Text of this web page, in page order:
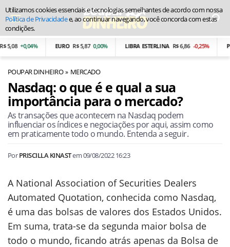
+0,04% R$ 5,87 0,00% LIBRA ESTERLINA R$ 6,86 -0,25%
POUPAR DINHEIRO MERCADO
Nasdaq: o que é e qual a sua
importância para o mercado?
As transações que acontecem na Nasdaq podem
influenciar os índices e negociações por aqui, assim como
em praticamente todo o mundo. Entenda a seguir.
PorPRISCILLA KINASTem09/08/2022 16:23
A National Association of Securities Dealers
Automated Quotation, conhecida como Nasdaq,
é uma das bolsas de valores dos Estados Unidos.
Em suma, trata-se da segunda maior bolsa de
todo o mundo, ficando atrás apenas da Bolsa de
Utilizamos cookies essenciais e tecnologias semelhantes de acordo com nossa
Política de Privacidadee, ao continuar navegando, você concorda com estas
condições.